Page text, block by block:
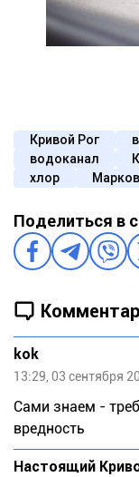
Кривой Рог
водоканал
хлор
Марков
Поделиться в
kok
13:29, 03 сентября
Сами знаем -
вредность
Настоящий